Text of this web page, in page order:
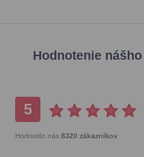
Hodnotenie
5
Hodnotilo nás 8320 zákazníkov